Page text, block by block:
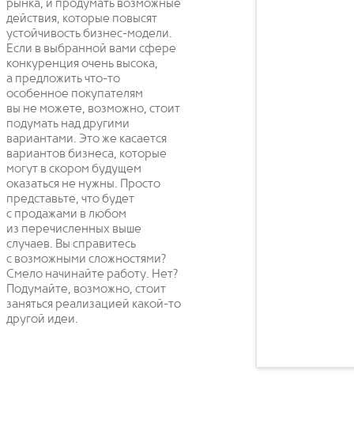
рынка, и продумать возможные
действия, которые повысят
устойчивость бизнес-модели.
Если в выбранной вами сфере
конкуренция очень высока,
а предложить что-то
особенное покупателям
вы не можете, возможно, стоит
подумать над другими
вариантами. Это же касается
вариантов бизнеса, которые
могут в скором будущем
оказаться не нужны. Просто
представьте, что будет
с продажами в любом
из перечисленных выше
случаев. Вы справитесь
с возможными сложностями?
Смело начинайте работу. Нет?
Подумайте, возможно, стоит
заняться реализацией какой-то
другой идеи.